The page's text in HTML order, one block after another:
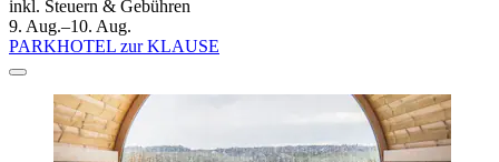
inkl. Steuern & Gebühren
9. Aug.–10. Aug.
PARKHOTEL zur KLAUSE